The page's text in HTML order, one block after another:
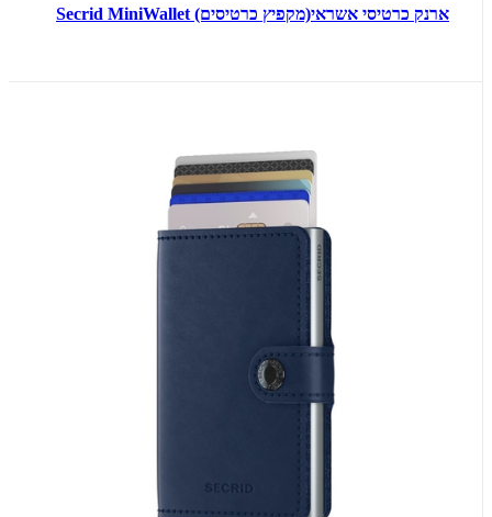
ארנק כרטיסי אשראי(מקפיץ כרטיסים) Secrid MiniWallet